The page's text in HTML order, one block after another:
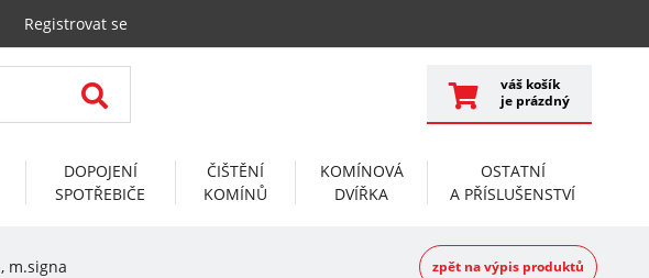
Registrovat se
váš košík
je prázdný
DOPOJENÍ
SPOTŘEBIČE
ČIŠTĚNÍ
KOMÍNŮ
KOMÍNOVÁ
DVÍŘKA
OSTATNÍ
A PŘÍSLUŠENSTVÍ
m.signa zpět na výpis produktů